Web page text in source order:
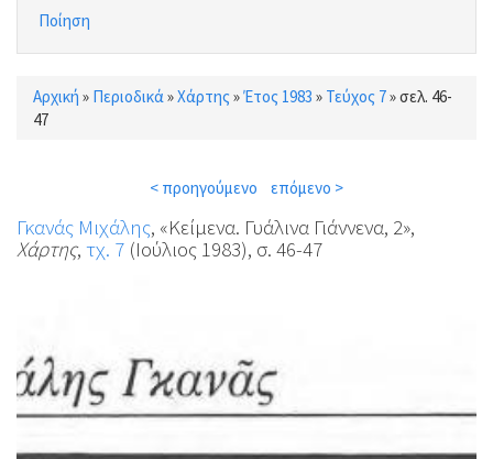
Ποίηση
Είστε εδώ
Αρχική » Περιοδικά »Χάρτης »Έτος 1983 » Τεύχος 7»σελ. 46-
47
< προηγούμενο επόμενο >
Γκανάς Μιχάλης, «Κείμενα. Γυάλινα Γιάννενα, 2»,
Χάρτης, τχ. 7 (Ιούλιος 1983), σ. 46-47